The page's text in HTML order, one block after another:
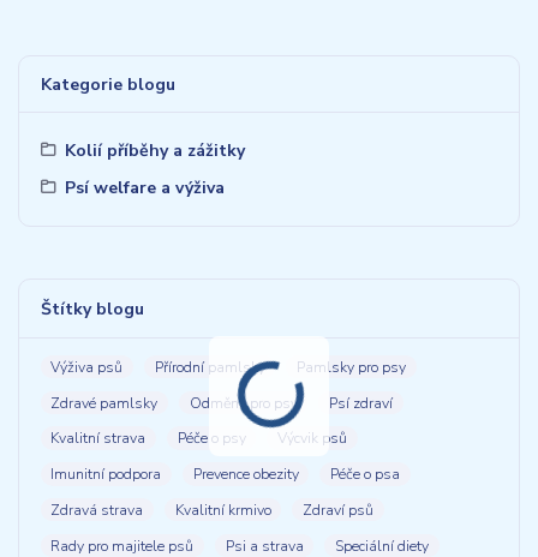
Kategorie blogu
Kolií příběhy a zážitky
Psí welfare a výživa
Štítky blogu
Výživa psů Přírodní pamlsky
Pamlsky pro psy
Zdravé pamlsky
Odměny pro psy
Psí zdraví
Kvalitní strava
Péče o psy
Výcvik psů
Imunitní podpora
Prevence obezity
Péče o psa
Zdravá strava
Kvalitní krmivo
Zdraví psů
Rady pro majitele psů
Psi a strava
Speciální diety